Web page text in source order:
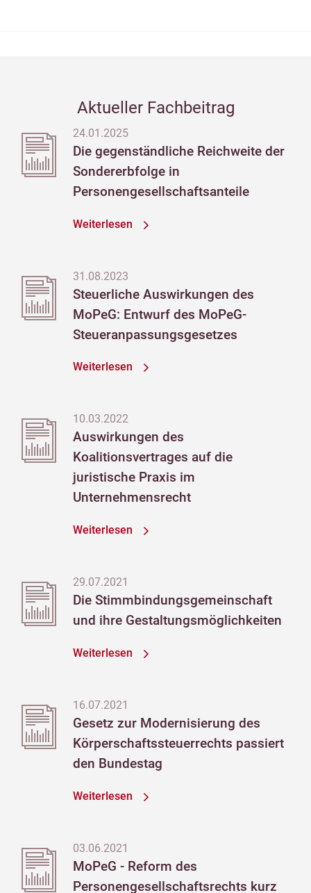
Aktueller Fachbeitrag
24.01.2025
Die gegenständliche Reichweite der
Sondererbfolge in
Personengesellschaftsanteile
Weiterlesen
31.08.2023
Steuerliche Auswirkungen des
MoPeG: Entwurf des MoPeG-
Steueranpassungsgesetzes
Weiterlesen
10.03.2022
Auswirkungen des
Koalitionsvertrages auf die
juristische Praxis im
Unternehmensrecht
Weiterlesen
29.07.2021
Die Stimmbindungsgemeinschaft
und ihre Gestaltungsmöglichkeiten
Weiterlesen
16.07.2021
Gesetz zur Modernisierung des
Körperschaftssteuerrechts passiert
den Bundestag
Weiterlesen
03.06.2021
MoPeG - Reform des
Personengesellschaftsrechts kurz